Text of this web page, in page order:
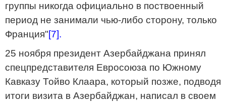
группы никогда официально в поствоенный
период не занимали чью-либо сторону, только
Франция"[7].
25 ноября президент Азербайджана принял
спецпредставителя Евросоюза по Южному
Кавказу Тойво Клаара, который позже, подводя
итоги визита в Азербайджан, написал в своем